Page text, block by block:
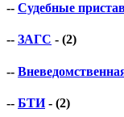
-- Судебные
-- ЗАГС - (2)
--
-- БТИ- (2)